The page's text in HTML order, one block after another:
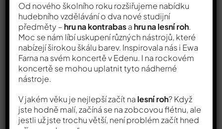
Od nového školního roku rozšiřujeme nabídku
hudebního vzdělávání o dva nové studijní
předměty – hru na kontrabasa hru na lesní roh.
Moc se nám líbí uskupení různých nástrojů, které
nabízejí širokou škálu barev. Inspirovala nás i Ewa
Farna na svém koncertě v Edenu. I na rockovém
koncertě se mohou uplatnit tyto nádherné
nástroje.
V jakém věku je nejlepší začít na lesní roh? Když
jste hodně malí, začíná se na zobcovou flétnu, ale
jestli už jste trochu větší, není problém začít hned